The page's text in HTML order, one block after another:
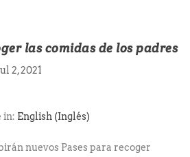
las comidas de los padres
2, 2021
in: English (Inglés)
nuevos Pases para recoger